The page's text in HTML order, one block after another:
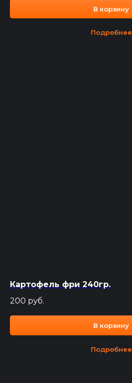
В корзину
Подробнее
Картофель фри 240гр.
200 руб.
В корзину
Подробнее